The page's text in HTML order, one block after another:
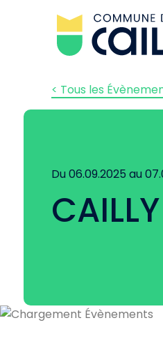
< Tous les
Du 06.09.2025 au